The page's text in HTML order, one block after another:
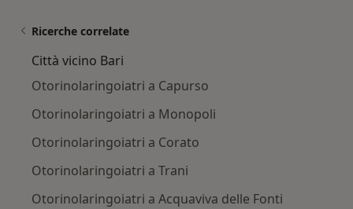
Ricerche correlate
Città vicino Bari
Otorinolaringoiatri a Capurso
Otorinolaringoiatri a Monopoli
Otorinolaringoiatri a Corato
Otorinolaringoiatri a Trani
Otorinolaringoiatri a Acquaviva delle Fonti